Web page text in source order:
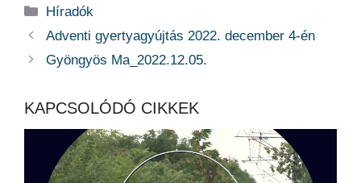
Kategória
Híradók
Adventi gyertyagyújtás 2022. december 4-én
Gyöngyös Ma_2022.12.05.
KAPCSOLÓDÓ CIKKEK